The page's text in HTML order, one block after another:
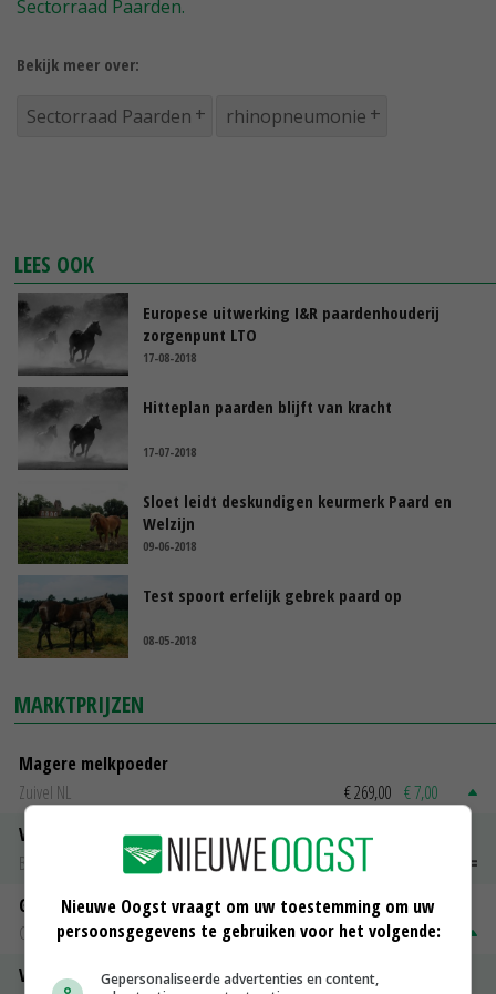
Sectorraad Paarden.
Bekijk meer over:
Sectorraad Paarden rhinopneumonie
LEES OOK
Europese uitwerking I&R paardenhouderij
zorgenpunt LTO
17-08-2018
Hitteplan paarden blijft van kracht
17-07-2018
Sloet leidt deskundigen keurmerk Paard en
Welzijn
09-06-2018
Test spoort erfelijk gebrek paard op
08-05-2018
MARKTPRIJZEN
Magere melkpoeder
Zuivel NL
€ 269,00 € 7,00
Vleeskuikens 2001-2600 gr
Barneveld
€ 1,09
Gerst
Groningen
€ 197,00 € 2,00
Volle melkpoeder
Nieuwe Oogst vraagt om uw toestemming om uw
persoonsgegevens te gebruiken voor het volgende:
Gepersonaliseerde advertenties en content,